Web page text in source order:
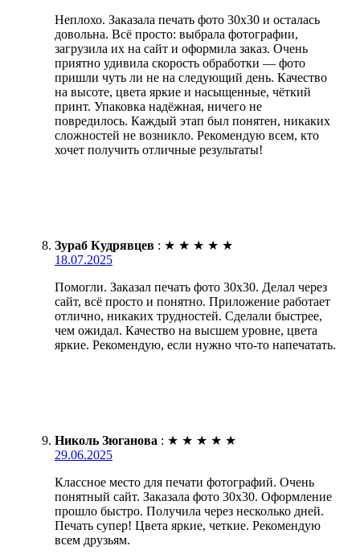
Неплохо. Заказала печать фото 30х30 и осталась
довольна. Всё просто: выбрала фотографии,
загрузила их на сайт и оформила заказ. Очень
приятно удивила скорость обработки — фото
пришли чуть ли не на следующий день. Качество
на высоте, цвета яркие и насыщенные, чёткий
принт. Упаковка надёжная, ничего не
повредилось. Каждый этап был понятен, никаких
сложностей не возникло. Рекомендую всем, кто
хочет получить отличные результаты!
Зураб Кудрявцев : ★ ★ ★ ★ ★
18.07.2025
Помогли. Заказал печать фото 30х30. Делал через
сайт, всё просто и понятно. Приложение работает
отлично, никаких трудностей. Сделали быстрее,
чем ожидал. Качество на высшем уровне, цвета
яркие. Рекомендую, если нужно что-то напечатать.
Николь Зюганова : ★ ★ ★ ★ ★
29.06.2025
Классное место для печати фотографий. Очень
понятный сайт. Заказала фото 30х30. Оформление
прошло быстро. Получила через несколько дней.
Печать супер! Цвета яркие, четкие. Рекомендую
всем друзьям.